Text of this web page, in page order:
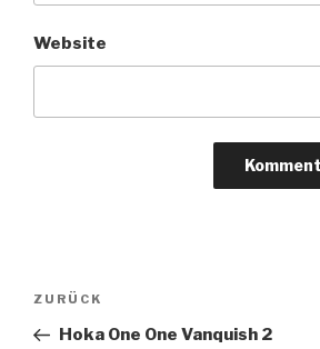
Website
Beitragsnavigation
Vorheriger
Beitrag
ZURÜCK
Hoka One One Vanquish 2